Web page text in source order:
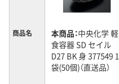
商品名 本商品：中央化学 軽
食容器 SD セイル
D27 BK 身 377549 1
袋(50個)（直送品）